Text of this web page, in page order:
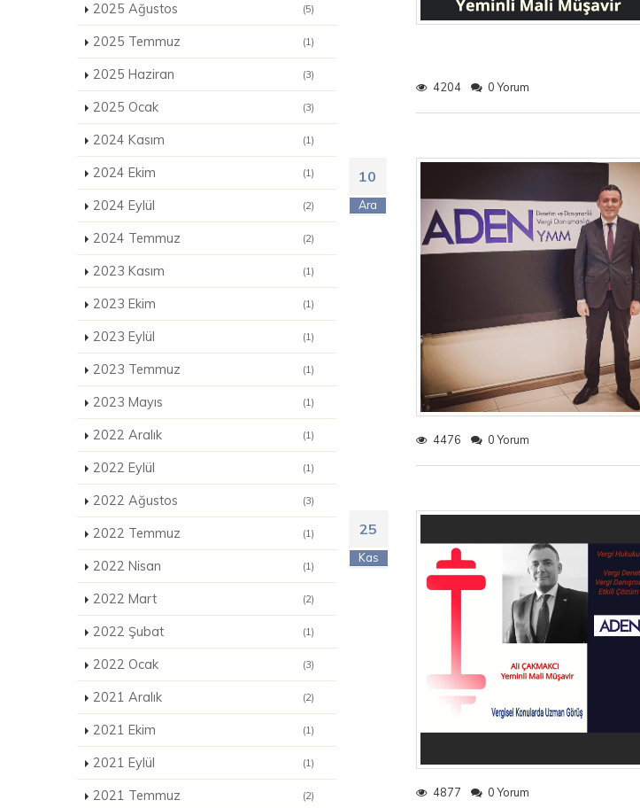
2025 Ağustos (5)
2025 Temmuz (1)
2025 Haziran (3)
2025 Ocak (3)
2024 Kasım (1)
2024 Ekim (1)
2024 Eylül (2)
2024 Temmuz (2)
2023 Kasım (1)
2023 Ekim (1)
2023 Eylül (1)
2023 Temmuz (1)
2023 Mayıs (1)
2022 Aralık (1)
2022 Eylül (1)
2022 Ağustos (3)
2022 Temmuz (1)
2022 Nisan (1)
2022 Mart (2)
2022 Şubat (1)
2022 Ocak (3)
2021 Aralık (2)
2021 Ekim (1)
2021 Eylül (1)
2021 Temmuz (2)
4204 0 Yorum
10
Ara
4476 0 Yorum
25
Kas
4877 0 Yorum